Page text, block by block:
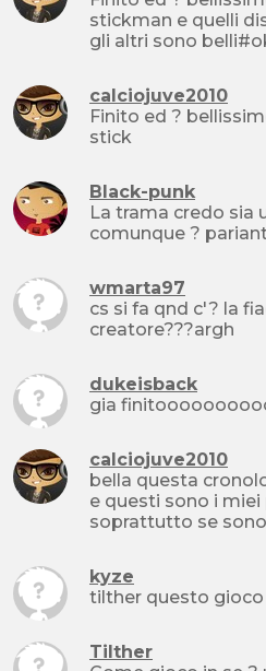
stickman e quelli
gli altri sono
calciojuve2010
Finito ed ?
stick
Black-punk
La trama credo sia
comunque ?
wmarta97
cs si fa qnd c'? la
creatore???argh
dukeisback
gia
calciojuve2010
bella questa
e questi sono i
soprattutto se
kyze
tilther questo gioco
Tilther